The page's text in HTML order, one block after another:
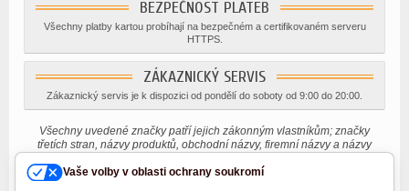
BEZPEČNOST PLATEB
Všechny platby kartou probíhají na bezpečném a certifikovaném serveru
HTTPS.
ZÁKAZNICKÝ SERVIS
Zákaznický servis je k dispozici od pondělí do soboty od 9:00 do 20:00.
Všechny uvedené značky patří jejich zákonným vlastníkům; značky
třetích stran, názvy produktů, obchodní názvy, firemní názvy a názvy
vlastníků nebo registrovanými značkami jiných společností a jsou
Vaše volby v oblasti ochrany soukromí